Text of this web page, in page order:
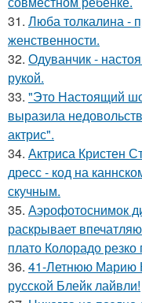
31. Люба толкалина -
женственности.
32. Одуванчик -
рукой.
33. "Это Настоящий
выразила
актрис".
34. Актриса Кристен
дресс - код на
скучным.
35. Аэрофотоснимок
раскрывает
плато Колорадо
36. 41-Летнюю Марию
русской Блейк лайвли!